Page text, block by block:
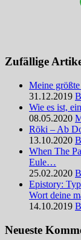
Zufällige
Meine
31.12.2019
Wie es ist,
08.05.2020
Röki – Ab
13.10.2020
When The
Eule…
25.02.2020
Epistory:
Wort deine
14.10.2019
Neueste